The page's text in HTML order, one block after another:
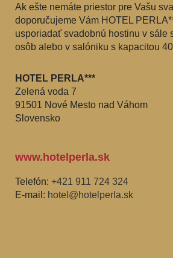
Ak ešte nemáte priestor pre Vašu
doporučujeme Vám HOTEL
usporiadať svadobnú hostinu v sále
osôb alebo v salóniku s kapacitou
HOTEL PERLA***
Zelená voda 7
91501 Nové Mesto nad Váhom
Slovensko
www.hotelperla.sk
Telefón: +421 911 724 324
E-mail: hotel@hotelperla.sk